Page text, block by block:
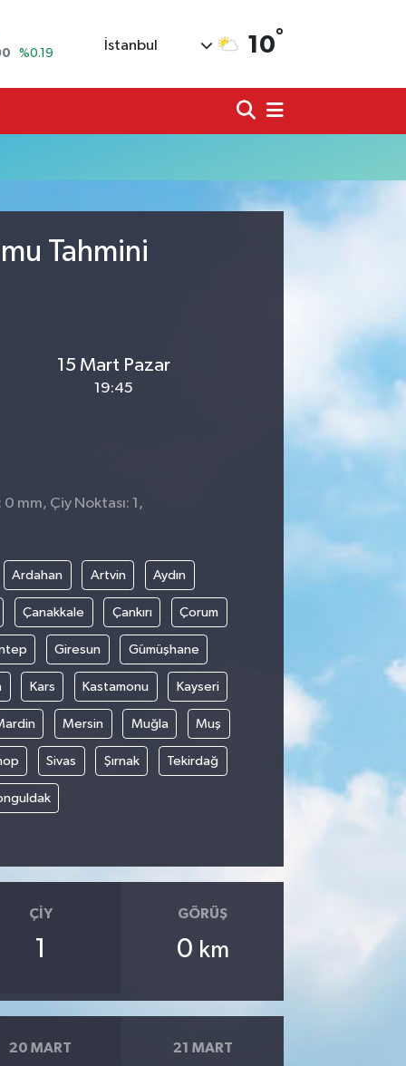
İstanbul 10°
Tahmini
15 Mart Pazar
19:45
mm, Çiy Noktası: 1,
Ardahan Artvin Aydın
Çanakkale Çankırı Çorum
Giresun Gümüşhane
Kars Kastamonu Kayseri
Mersin Muğla Muş
Sivas Şırnak Tekirdağ
ÇIY
1
GÖRÜŞ
0 km
20 MART 21 MART